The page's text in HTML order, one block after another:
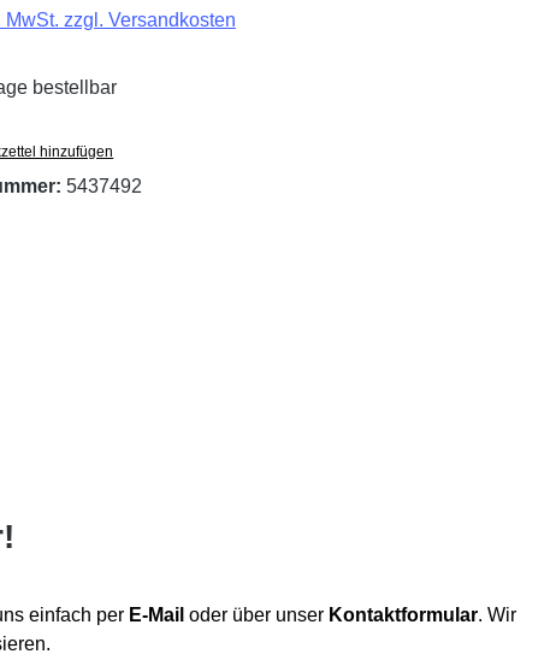
MwSt. zzgl. Versandkosten
bestellbar
hinzufügen
5437492
einfach per E-Mail oder über unser Kontaktformular. Wir